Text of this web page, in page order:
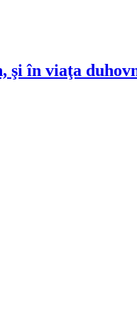
şi în viaţa